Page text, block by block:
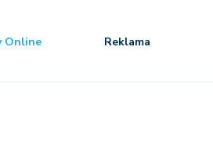
Online Reklama